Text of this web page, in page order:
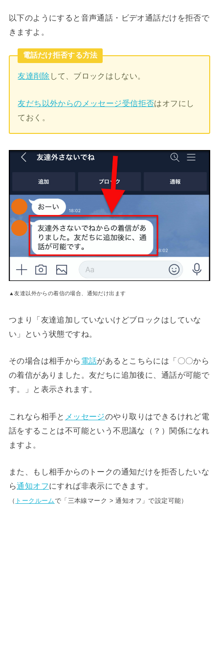
以下のようにすると音声通話・ビデオ通話だけを拒否で
きますよ。
電話だけ拒否する方法
友達削除 して、ブロックはしない。
友だち以外からのメッセージ受信拒否はオフにし
ておく。
▲友達以外からの着信の場合、通知だけ出ます
つまり「友達追加していないけどブロックはしていな
い」という状態ですね。
その場合は相手から 電話があるとこちらには「〇〇から
の着信がありました。友だちに追加後に、通話が可能で
す。」と表示されます。
これなら相手と メッセージのやり取りはできるけれど電
話をすることは不可能という不思議な（？）関係になれ
ますよ。
また、もし相手からのトークの通知だけを拒否したいな
ら通知オフにすれば非表示にできます。
（ トークルームで「三本線マーク > 通知オフ」で設定可能）